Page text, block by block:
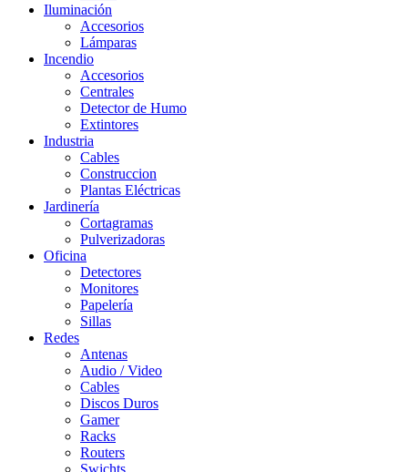
Iluminación
Accesorios
Lámparas
Incendio
Accesorios
Centrales
Detector de Humo
Extintores
Industria
Cables
Construccion
Plantas Eléctricas
Jardinería
Cortagramas
Pulverizadoras
Oficina
Detectores
Monitores
Papelería
Sillas
Redes
Antenas
Audio / Video
Cables
Discos Duros
Gamer
Racks
Routers
Swichts